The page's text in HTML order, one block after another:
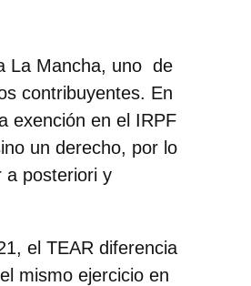
La Mancha, uno de
contribuyentes. En
exención en el IRPF
un derecho, por lo
a posteriori y
el TEAR diferencia
mismo ejercicio en